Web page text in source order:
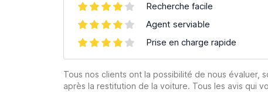
Recherche facile
Agent serviable
Prise en charge rapide
Tous nos clients ont la possibilité de nous évaluer,
après la restitution de la voiture. Tous les avis qui